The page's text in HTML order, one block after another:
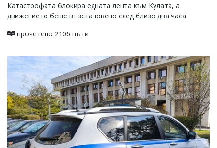
Катастрофата блокира едната лента към Кулата, а
движението беше възстановено след близо два часа
прочетено 2106 пъти